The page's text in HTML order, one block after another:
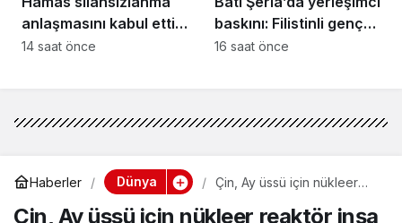
anlaşmasını kabul etti,
zorluklar neler?
14 saat önce
baskını: Filistinli genç
vuruldu!
16 saat önce
Haberler Dünya
Çin, Ay üssü için nükleer
planlıyor
Çin, Ay üssü için nükleer reaktör inşa